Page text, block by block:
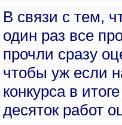
В связи с тем,
один раз все
прочли сразу
чтобы уж если
конкурса в
десяток работ